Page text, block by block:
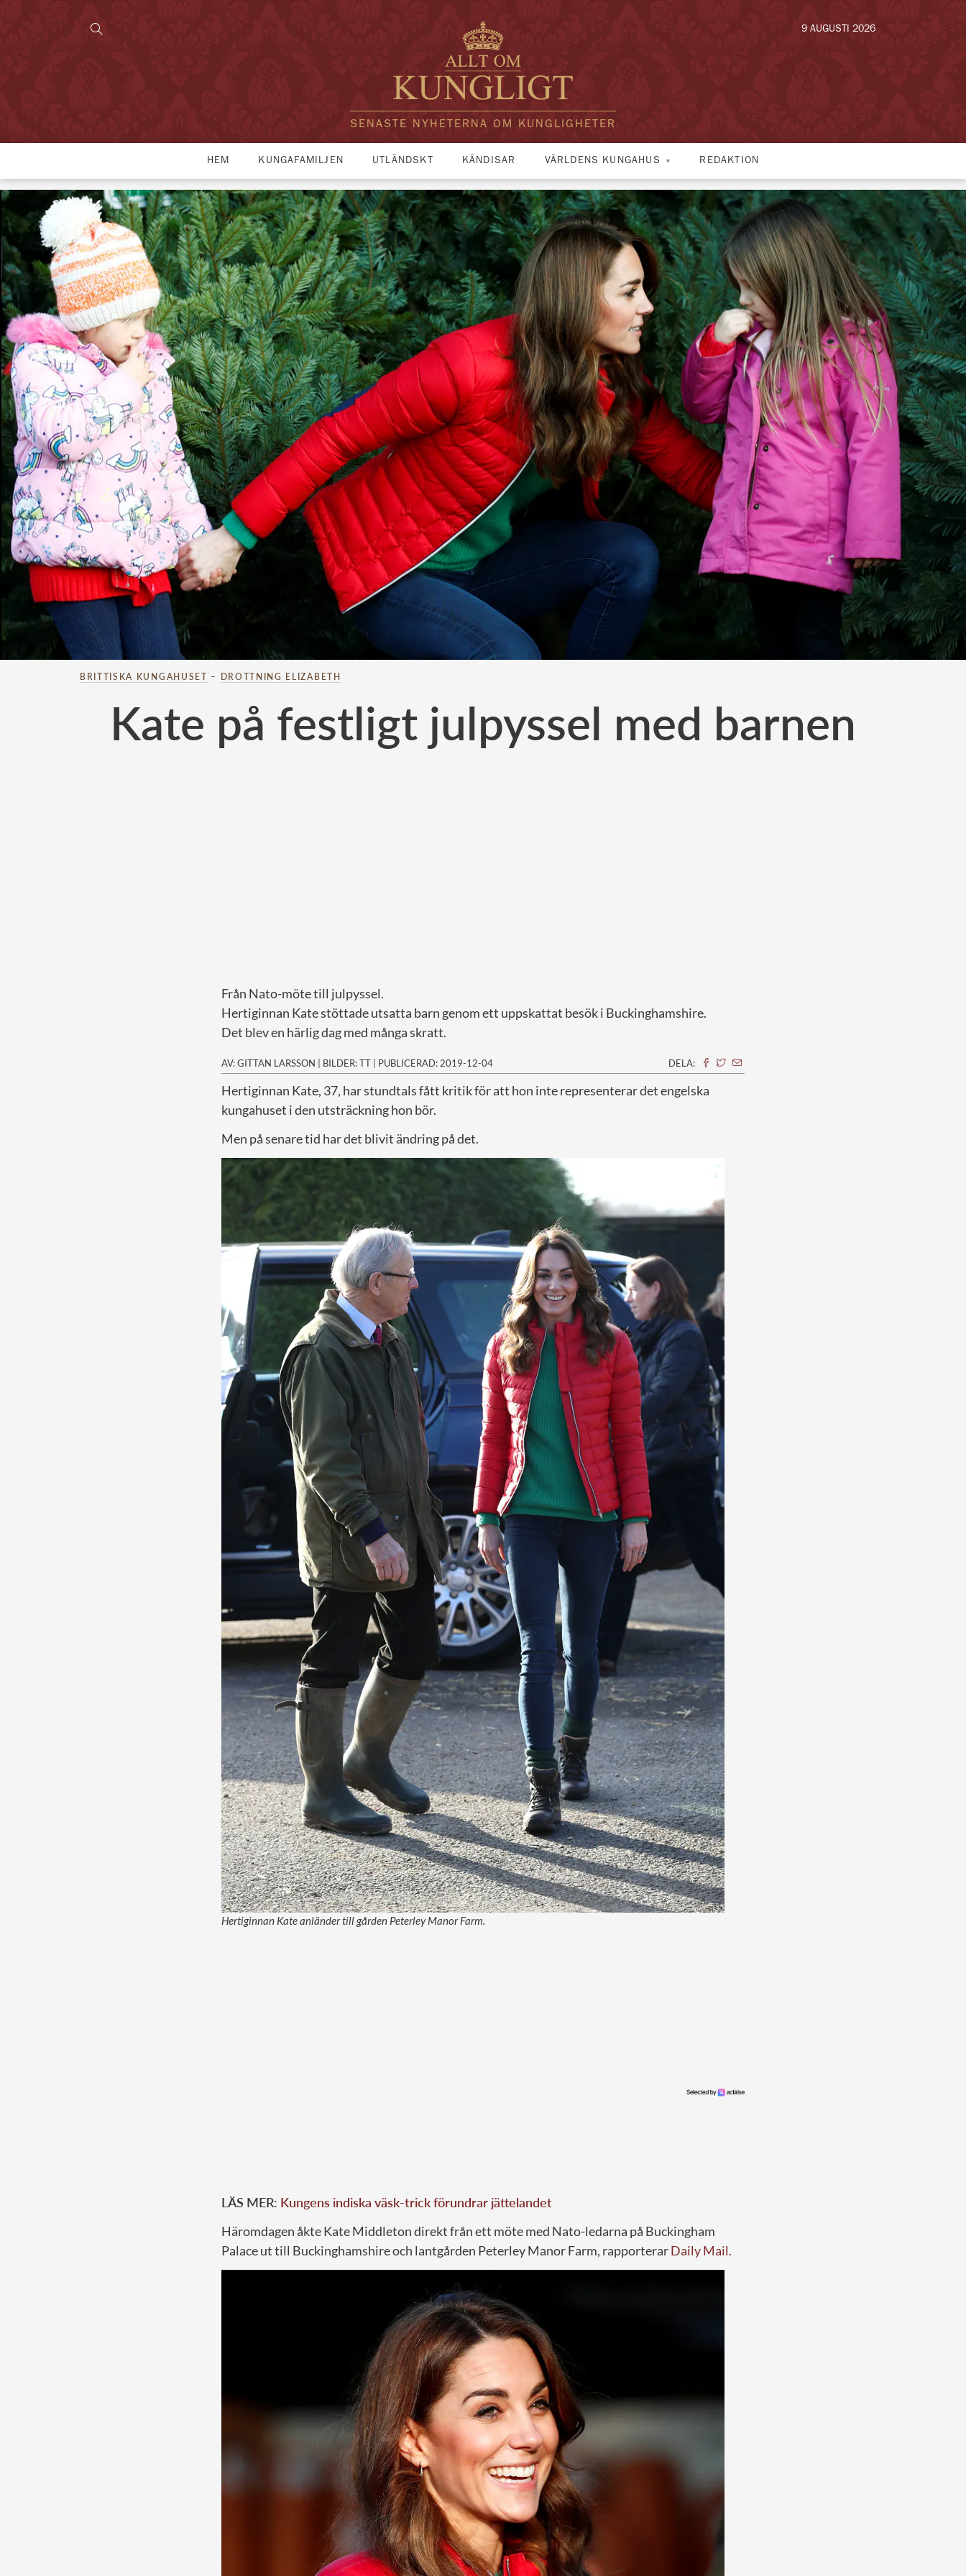
SENASTE NYHETERNA OM KUNGLIGHETER
9 AUGUSTI 2026
HEM KUNGAFAMILJEN UTLÄNDSKT KÄNDISAR VÄRLDENS KUNGAHUS REDAKTION
BRITTISKA KUNGAHUSET – DROTTNING ELIZABETH
Kate på festligt julpyssel med barnen
Från Nato-möte till julpyssel.
Hertiginnan Kate stöttade utsatta barn genom ett uppskattat besök i Buckinghamshire.
Det blev en härlig dag med många skratt.
AV: GITTAN LARSSON | BILDER: TT | PUBLICERAD: 2019-12-04 DELA:
Hertiginnan Kate, 37, har stundtals fått kritik för att hon inte representerar det engelska
kungahuset i den utsträckning hon bör.
Men på senare tid har det blivit ändring på det.
Hertiginnan Kate anländer till gården Peterley Manor Farm.
LÄS MER: Kungens indiska väsk-trick förundrar jättelandet
Häromdagen åkte Kate Middleton direkt från ett möte med Nato-ledarna på Buckingham
Palace ut till Buckinghamshire och lantgården Peterley Manor Farm, rapporterarDaily Mail.